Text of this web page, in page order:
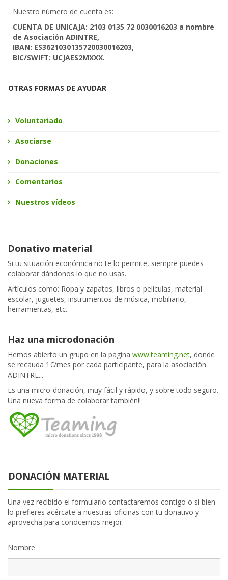
Nuestro número de cuenta es:
CUENTA DE UNICAJA: 2103 0135 72 0030016203 a nombre
de Asociación ADINTRE,
IBAN: ES3621030135720030016203,
BIC/SWIFT: UCJAES2MXXX.
OTRAS FORMAS DE AYUDAR
Voluntariado
Asociarse
Donaciones
Comentarios
Nuestros vídeos
Donativo material
Si tu situación económica no te lo permite, siempre puedes
colaborar dándonos lo que no usas.
Artículos como: Ropa y zapatos, libros o películas, material
escolar, juguetes, instrumentos de música, mobiliario,
herramientas, etc.
Haz una microdonación
Hemos abierto un grupo en la pagina www.teaming.net, donde
se recauda 1€/mes por cada participante, para la asociación
ADINTRE...
Es una micro-donación, muy fácil y rápido, y sobre todo seguro.
Una nueva forma de colaborar también!!
DONACIÓN MATERIAL
Una vez recibido el formulario contactaremos contigo o si bien
lo prefieres acércate a nuestras oficinas con tu donativo y
aprovecha para conocernos mejor.
Nombre